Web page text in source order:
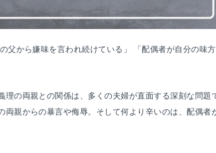
父から嫌味を言われ続けている」 「配偶者が自分の味
理の両親との関係は、多くの夫婦が直面する深刻な問題
両親からの暴言や侮辱。そして何より辛いのは、配偶者